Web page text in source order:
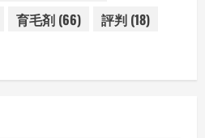
育毛剤 (66) 評判 (18)